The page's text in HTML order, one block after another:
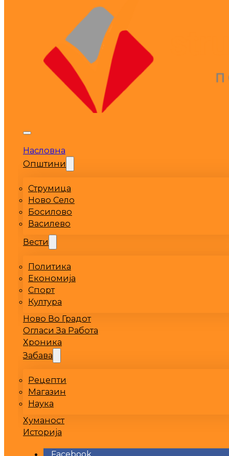
Насловна
Општини
Струмица
Ново Село
Босилово
Василево
Вести
Политика
Економија
Спорт
Култура
Ново Во Градот
Огласи За Работа
Хроника
Забава
Рецепти
Магазин
Наука
Хуманост
Историја
Facebook